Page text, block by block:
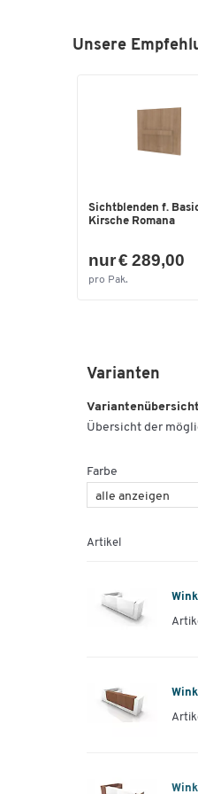
Unsere
Sichtblenden f.
Kirsche Romana
nur € 289,00
pro Pak.
Varianten
Übersicht der
Farbe
Artikel